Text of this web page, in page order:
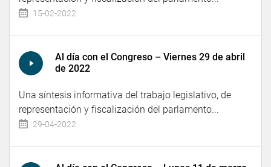
15-02-2022
Al día con el Congreso – Viernes 29 de abril
de 2022
Una síntesis informativa del trabajo legislativo, de
representación y fiscalización del parlamento...
29-04-2022